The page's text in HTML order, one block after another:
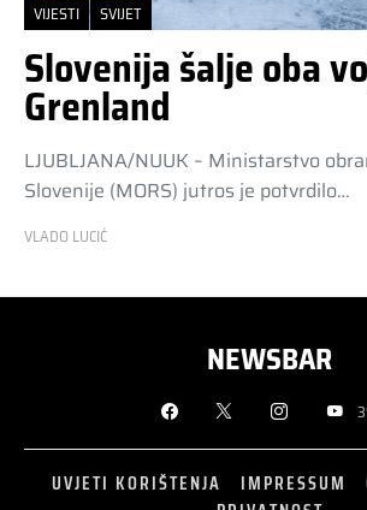
VIJESTI SVIJET
Slovenija šalje oba
Grenland
LJUBLJANA/NUUK – Ministarstvo
Slovenije (MORS) jutros je potvrdilo…
VLADO LUCIĆ
NEWSBAR
UVJETI KORIŠTENJA IMPRESSUM